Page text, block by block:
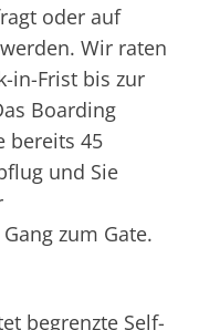
oder auf
Wir raten
in-Frist bis zur
Boarding
bereits 45
und Sie
zum Gate.
begrenzte Self-